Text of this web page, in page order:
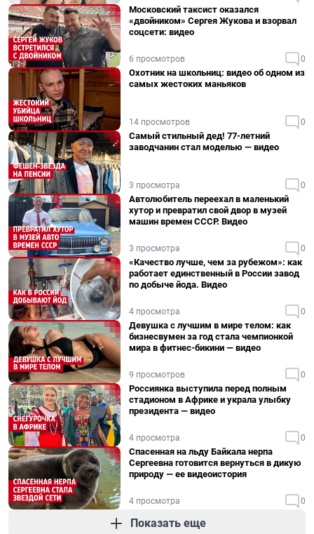
Московский таксист оказался
«двойником» Сергея Жукова и взорвал
соцсети: видео
6 просмотров 0
Охотник на школьниц: видео об одном из
самых жестоких маньяков
14 просмотров 0
Самый стильный дед! 77-летний
заводчанин стал моделью — видео
3 просмотра 0
Автолюбитель переехал в маленький
хутор и превратил свой двор в музей
машин времен СССР. Видео
3 просмотра 0
«Качество лучше, чем за рубежом»: как
работает единственный в России завод
по добыче йода. Видео
4 просмотра 0
Девушка с лучшим в мире телом: как
бизнесвумен за год стала чемпионкой
мира в фитнес-бикини — видео
9 просмотров 0
Россиянка выступила перед полным
стадионом в Африке и украла улыбку
президента — видео
4 просмотра 0
Спасенная на льду Байкала нерпа
Сергеевна готовится вернуться в дикую
природу — ее видеоистория
4 просмотра 0
Показать еще